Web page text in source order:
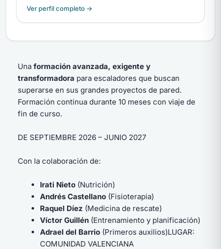
Ver perfil completo →
Una formación avanzada, exigente y
transformadora para escaladores que buscan
superarse en sus grandes proyectos de pared.
Formación continua durante 10 meses con viaje de
fin de curso.
DE SEPTIEMBRE 2026 – JUNIO 2027
Con la colaboración de:
Irati Nieto (Nutrición)
Andrés Castellano (Fisioterapia)
Raquel Díez (Medicina de rescate)
Víctor Guillén (Entrenamiento y planificación)
Adrael del Barrio (Primeros auxilios)LUGAR:
COMUNIDAD VALENCIANA